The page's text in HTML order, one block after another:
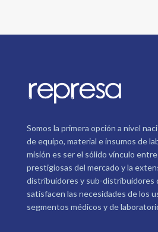
Somos la primera opción a nivel
de equipo, material e insumos de
misión es ser el sólido vínculo entre
prestigiosas del mercado y la
distribuidores y sub-distribuidores
satisfacen las necesidades de los
segmentos médicos y de